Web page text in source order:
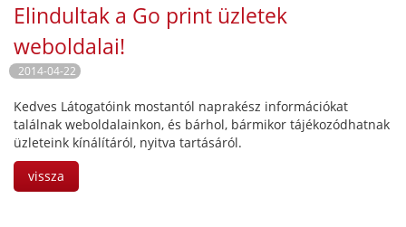
Elindultak a Go print üzletek
weboldalai!
2014-04-22
Kedves Látogatóink mostantól naprakész információkat
találnak weboldalainkon, és bárhol, bármikor tájékozódhatnak
üzleteink kínálítáról, nyitva tartásáról.
vissza